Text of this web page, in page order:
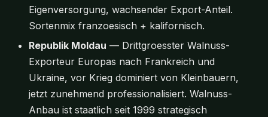
Eigenversorgung, wachsender Export-Anteil.
Sortenmix franzoesisch + kalifornisch.
Republik Moldau — Drittgroesster Walnuss-
Exporteur Europas nach Frankreich und
Ukraine, vor Krieg dominiert von Kleinbauern,
jetzt zunehmend professionalisiert. Walnuss-
Anbau ist staatlich seit 1999 strategisch